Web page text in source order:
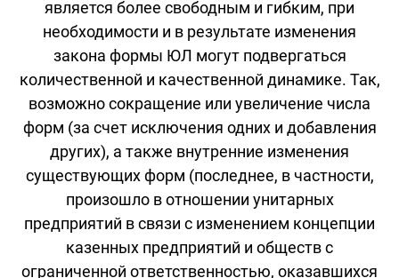
является более свободным и гибким, при
необходимости и в результате изменения
закона формы ЮЛ могут подвергаться
количественной и качественной динамике. Так,
возможно сокращение или увеличение числа
форм (за счет исключения одних и добавления
других), а также внутренние изменения
существующих форм (последнее, в частности,
произошло в отношении унитарных
предприятий в связи с изменением концепции
казенных предприятий и обществ с
ограниченной ответственностью, оказавшихся